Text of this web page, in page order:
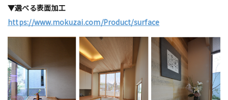
▼選べる表面加工
https://www.mokuzai.com/Product/surface